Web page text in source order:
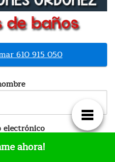
610 915 050
electrónico
ahora!